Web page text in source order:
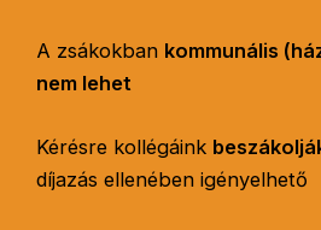
A zsákokban kommunális
nem lehet
Kérésre kollégáink
díjazás ellenében igényelhető